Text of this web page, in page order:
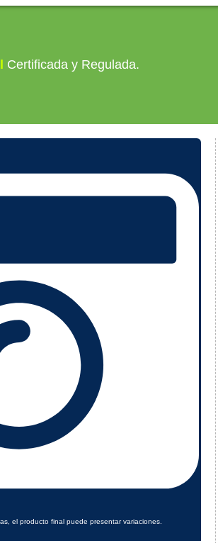
Certificada y Regulada.
el producto final puede presentar variaciones.